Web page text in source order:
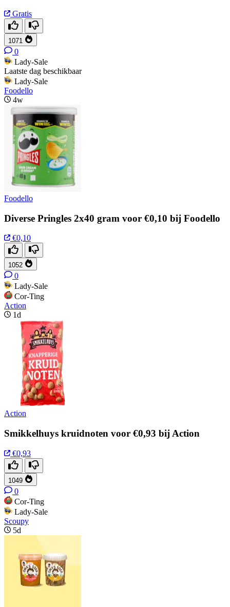
Gratis
1071
0
Lady-Sale
Laatste dag beschikbaar
Lady-Sale
Foodello
4w
Foodello
Diverse Pringles 2x40 gram voor €0,10 bij Foodello
€0,10
1052
0
Lady-Sale
Cor-Ting
Action
1d
Action
Smikkelhuys kruidnoten voor €0,93 bij Action
€0,93
1049
0
Cor-Ting
Lady-Sale
Scoupy
5d